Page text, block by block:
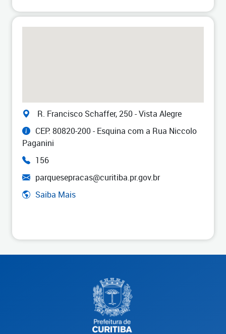
R. Francisco Schaffer, 250 - Vista Alegre
CEP: 80820-200 - Esquina com a Rua Niccolo
Paganini
156
parquesepracas@curitiba.pr.gov.br
Saiba Mais